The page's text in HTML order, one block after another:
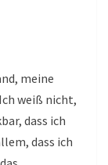
meine
weiß nicht,
dass ich
dass ich